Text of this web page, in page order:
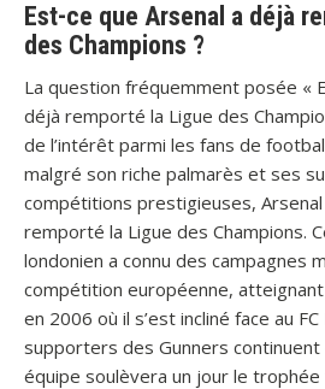
Est-ce que Arsenal a déjà
des Champions ?
La question fréquemment posée «
déjà remporté la Ligue des
de l’intérêt parmi les fans de
malgré son riche palmarès et ses
compétitions prestigieuses, Arsenal
remporté la Ligue des Champions.
londonien a connu des campagnes
compétition européenne,
en 2006 où il s’est incliné face au
supporters des Gunners continuent
équipe soulèvera un jour le